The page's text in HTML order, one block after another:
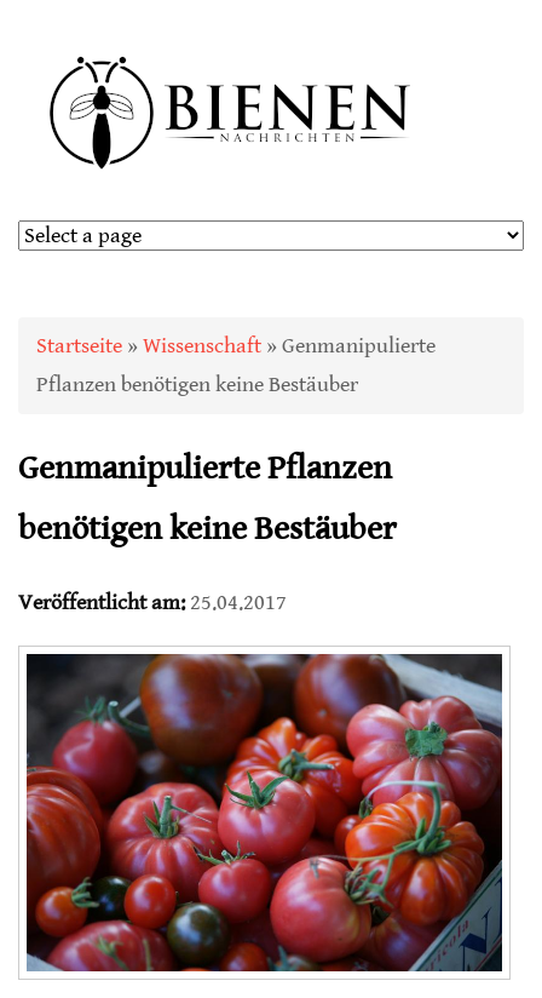
Sie sind hier
Startseite » Wissenschaft » Genmanipulierte
Pflanzen benötigen keine Bestäuber
Genmanipulierte Pflanzen
benötigen keine Bestäuber
Veröffentlicht am:25.04.2017